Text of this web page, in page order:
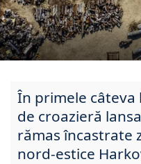
În primele câteva
de croazieră
rămas încastrate
nord-estice